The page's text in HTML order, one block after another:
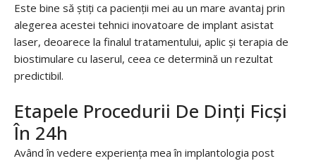
Este bine să știți ca pacienții mei au un mare avantaj prin
alegerea acestei tehnici inovatoare de implant asistat
laser, deoarece la finalul tratamentului, aplic și terapia de
biostimulare cu laserul, ceea ce determină un rezultat
predictibil.
Etapele Procedurii De Dinți Ficși
În 24h
Având în vedere experiența mea în implantologia post